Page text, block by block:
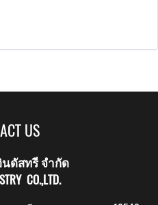
US
ดัสทรี จำกัด
CO.,LTD.